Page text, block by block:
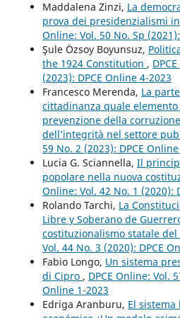
Maddalena Zinzi, La
prova dei presidenzialismi
Online: Vol. 50 No. Sp
Şule Özsoy Boyunsuz,
the 1924 Constitution ,
(2023): DPCE Online 4-2023
Francesco Merenda, La
cittadinanza quale
prevenzione della
dell’integrità nel settore
59 No. 2 (2023): DPCE
Lucia G. Sciannella, Il
popolare nella nuova
Online: Vol. 42 No. 1 (2020):
Rolando Tarchi, La
Libre y Soberano de
costituzionalismo statale del
Vol. 44 No. 3 (2020): DPCE
Fabio Longo, Un sistema
di Cipro , DPCE Online: Vol.
Online 1-2023
Edriga Aranburu, El